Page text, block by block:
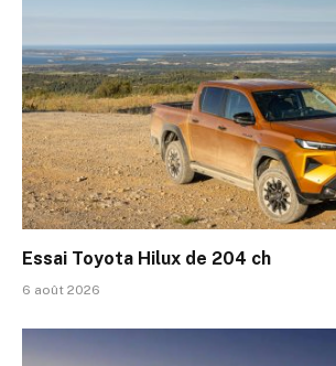
Essai Toyota Hilux de 204 ch
6 août 2026